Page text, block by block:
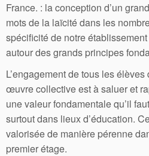
France. : la conception d’un
mots de la laïcité dans les
spécificité de notre
autour des grands principes
L’engagement de tous les
œuvre collective est à saluer et
une valeur fondamentale qu’il
surtout dans lieux d’éducation.
valorisée de manière pérenne
premier étage.